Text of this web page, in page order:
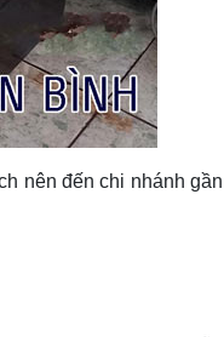
nên đến chi nhánh gần